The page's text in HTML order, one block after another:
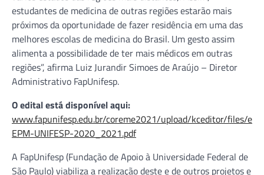
estudantes de medicina de outras regiões estarão mais
próximos da oportunidade de fazer residência em uma das
melhores escolas de medicina do Brasil. Um gesto assim
alimenta a possibilidade de ter mais médicos em outras
regiões”, afirma Luiz Jurandir Simoes de Araújo – Diretor
Administrativo FapUnifesp.
O edital está disponível aqui:
www.fapunifesp.edu.br/coreme2021/upload/kceditor/files/
EPM-UNIFESP-2020_2021.pdf
A FapUnifesp (Fundação de Apoio à Universidade Federal de
São Paulo) viabiliza a realização deste e de outros projetos e